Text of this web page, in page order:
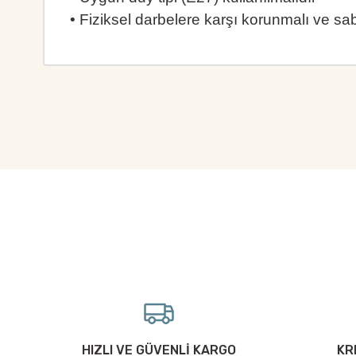
• Fiziksel darbelere karşı korunmalı ve
HIZLI VE GÜVENLİ KARGO